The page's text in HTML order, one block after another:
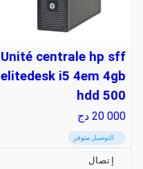
Unité centrale hp sff
elitedesk i5 4em 4gb
hdd 500
20 000 دج
التوصيل متوفر
إتصال